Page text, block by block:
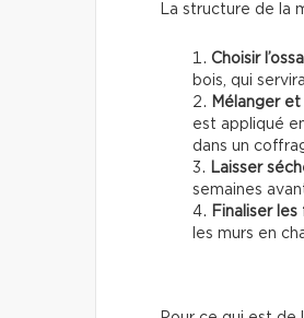
La structure de la
Choisir
bois, qui
Mélanger
est appliqué
dans un
Laisser
semaines
Finaliser les
les murs en